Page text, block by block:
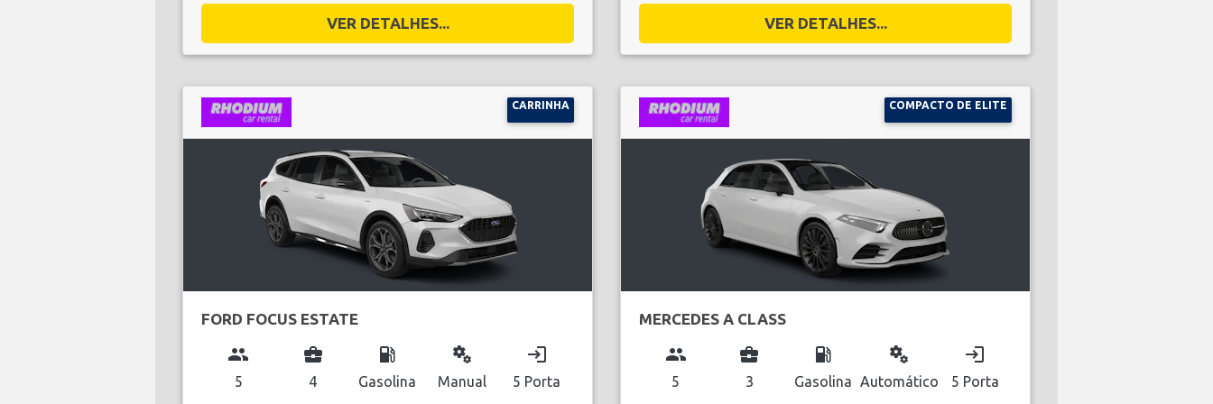
VER DETALHES... VER DETALHES...
CARRINHA
FORD FOCUS ESTATE
group
5
business_center
4
local_gas_station
Gasolina
miscellaneous_services
Manual
login
5 Porta
COMPACTO DE ELITE
MERCEDES A CLASS
group
5
business_center
3
local_gas_station
Gasolina
miscellaneous_services
Automático
login
5 Porta